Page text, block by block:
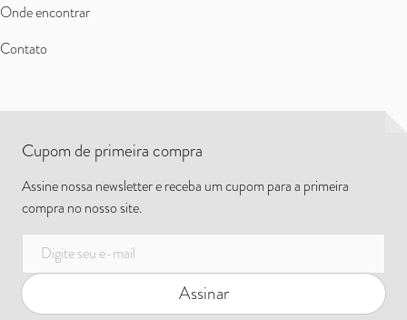
Onde encontrar
Contato
Cupom de primeira compra
Assine nossa newsletter e receba um cupom para a primeira
compra no nosso site.
E-mail
Assinar